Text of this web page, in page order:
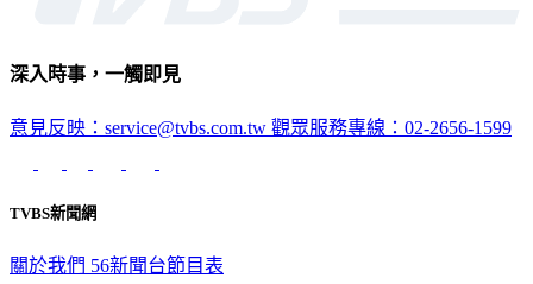
深入時事，一觸即見
意見反映：service@tvbs.com.tw 觀眾服務專線：02-2656-1599
TVBS新聞網
關於我們 56新聞台節目表